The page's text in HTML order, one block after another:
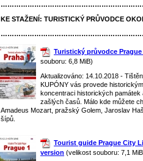
KE STAŽENÍ: TURISTICKÝ PRŮVODCE
Turistický průvodce
souboru: 6,8 MiB)
Aktualizováno: 14.10.2018 -
KUPÓNY vás provede
koncentraci historických
zašlých časů. Málo kde můžete
Amadeus Mozart, pražský Golem, Jaroslav
šípů.
Tourist guide Prague City
version (velikost souboru: 7,1